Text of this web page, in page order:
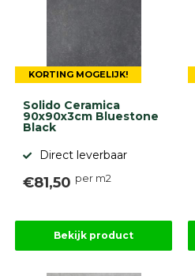
KORTING MOGELIJK!
Solido Ceramica
90x90x3cm Bluestone
Black
Direct leverbaar
€81,50 per m2
Bekijk product